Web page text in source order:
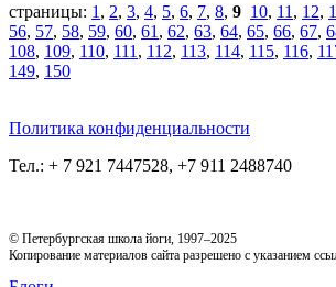
страницы: 1 , 2, 3, 4, 5, 6, 7, 8, 9 10, 11 , 12,
56, 57, 58, 59, 60, 61 , 62, 63, 64, 65, 66, 67,
108, 109, 110, 111 , 112, 113, 114, 115, 116,
149, 150
Политика конфиденциальности
Тел.: + 7 921 7447528, +7 911 2488740
© Петербургская школа йоги, 1997–2025
Копирование материалов сайта разрешено с указанием